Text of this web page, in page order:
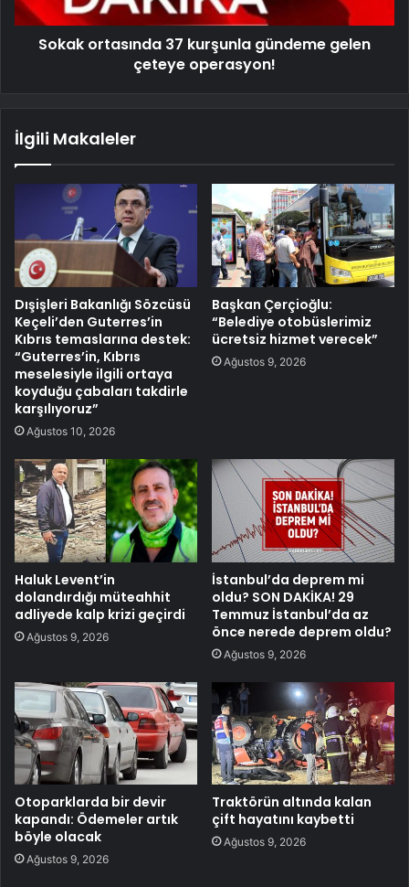
Sokak ortasında 37 kurşunla gündeme gelen
çeteye operasyon!
İlgili Makaleler
Dışişleri Bakanlığı Sözcüsü
Keçeli’den Guterres’in
Kıbrıs temaslarına destek:
“Guterres’in, Kıbrıs
meselesiyle ilgili ortaya
koyduğu çabaları takdirle
karşılıyoruz”
Ağustos 10, 2026
Başkan Çerçioğlu:
“Belediye otobüslerimiz
ücretsiz hizmet verecek”
Ağustos 9, 2026
Haluk Levent’in
dolandırdığı müteahhit
adliyede kalp krizi geçirdi
Ağustos 9, 2026
İstanbul’da deprem mi
oldu? SON DAKİKA! 29
Temmuz İstanbul’da az
önce nerede deprem oldu?
Ağustos 9, 2026
Otoparklarda bir devir
kapandı: Ödemeler artık
böyle olacak
Ağustos 9, 2026
Traktörün altında kalan
çift hayatını kaybetti
Ağustos 9, 2026